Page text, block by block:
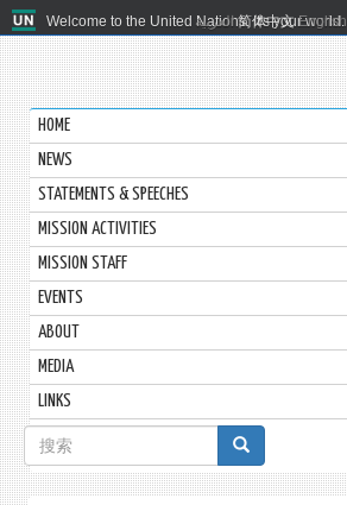
Welcome to the United Nations. It's your world.
العربية 简体中文 English
HOME
NEWS
STATEMENTS & SPEECHES
MISSION ACTIVITIES
MISSION STAFF
EVENTS
ABOUT
MEDIA
LINKS
搜
索